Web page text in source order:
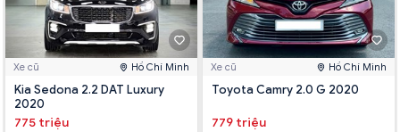
Xe cũ Hồ Chí Minh
Kia Sedona 2.2 DAT Luxury
2020
775 triệu
Xe cũ Hồ Chí Minh
Toyota Camry 2.0 G 2020
779 triệu